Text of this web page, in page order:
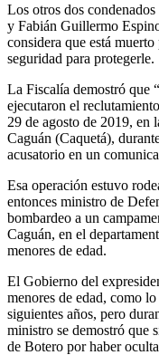
Los otros dos
y Fabián Guillermo
considera que está
seguridad para protegerle.
La Fiscalía demostró que
ejecutaron el
29 de agosto de 2019, en
Caguán (Caquetá),
acusatorio en un
Esa operación estuvo
entonces ministro de
bombardeo a un
Caguán, en el
menores de edad.
El Gobierno del
menores de edad, como
siguientes años, pero
ministro se demostró que
de Botero por haber